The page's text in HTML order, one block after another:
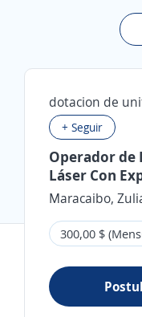
dotacion de
+ Seguir
Operador de
Láser Con
Maracaibo,
300,00 $